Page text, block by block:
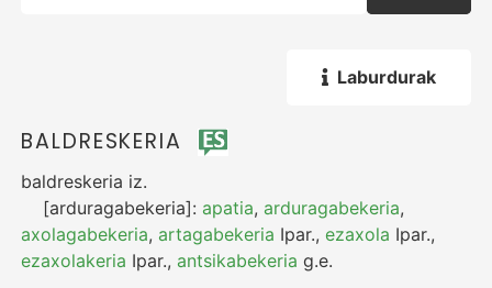
Laburdurak
BALDRESKERIA
baldreskeria iz.
[arduragabekeria]:apatia,arduragabekeria,
axolagabekeria,artagabekeria Ipar.,ezaxola Ipar.,
ezaxolakeria Ipar.,antsikabekeria g.e.